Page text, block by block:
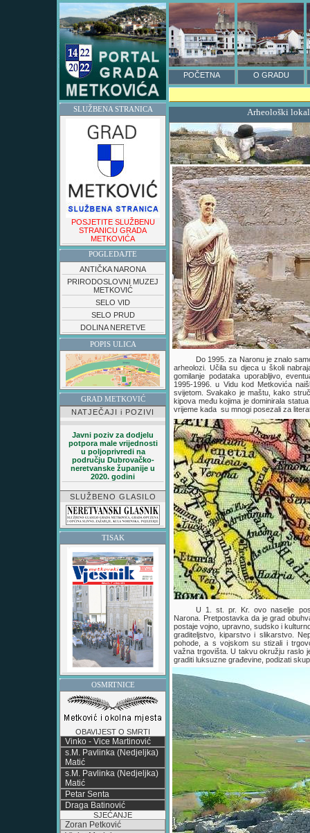
POČETNA O GRADU
SLUŽBENA STRANICA
POSJETITE SLUŽBENU
STRANICU GRADA
METKOVIĆA
POGLEDAJTE
ANTIČKA NARONA
PRIRODOSLOVNI MUZEJ
METKOVIĆ
SELO VID
SELO PRUD
DOLINA NERETVE
POPIS ULICA
GRAD METKOVIĆ
NATJEČAJI i POZIVI
Javni poziv za dodjelu
potpora male vrijednosti
u poljoprivredi na
području Dubrovačko-
neretvanske županije u
2020. godini
SLUŽBENO GLASILO
TISAK
OSMRTNICE
OBAVIJEST O SMRTI
Vinko - Vice Martinović
s.M. Pavlinka (Nedjeljka)
Matić
s.M. Pavlinka (Nedjeljka)
Matić
Petar Senta
Draga Batinović
SJEĆANJE
Zoran Petković
Arheološki
Do 1995. za Naronu je znalo
arheolozi. Učila su djeca u školi
gomilanje podataka uporabljivo,
1995-1996. u Vidu kod Metkovića
svijetom. Svakako je maštu, kako
kipova među kojima je dominirala
vrijeme kada su mnogi posezali za
U 1. st. pr. Kr. ovo naselje
Narona. Pretpostavka da je grad
postaje vojno, upravno, sudsko i
graditeljstvo, kiparstvo i slikarstvo.
pohode, a s vojskom su stizali i
važna trgovišta. U takvu okružju raslo
graditi luksuzne građevine, podizati